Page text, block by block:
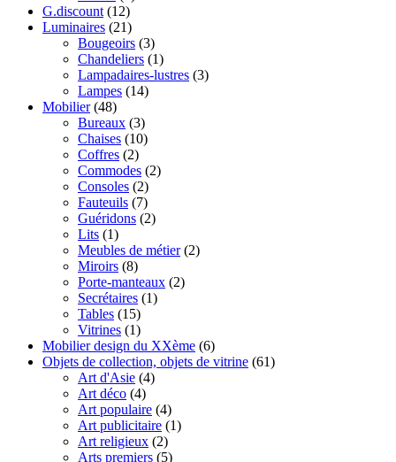
G.discount (12)
Luminaires (21)
Bougeoirs (3)
Chandeliers (1)
Lampadaires-lustres (3)
Lampes (14)
Mobilier (48)
Bureaux (3)
Chaises (10)
Coffres (2)
Commodes (2)
Consoles (2)
Fauteuils (7)
Guéridons (2)
Lits (1)
Meubles de métier (2)
Miroirs (8)
Porte-manteaux (2)
Secrétaires (1)
Tables (15)
Vitrines (1)
Mobilier design du XXème (6)
Objets de collection, objets de vitrine (61)
Art d'Asie (4)
Art déco (4)
Art populaire (4)
Art publicitaire (1)
Art religieux (2)
Arts premiers (5)